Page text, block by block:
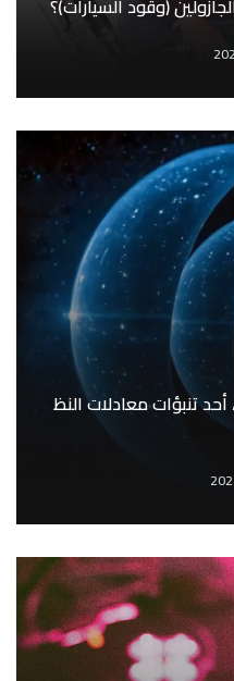
(وقود السيارات)؟
تنبؤات معادلات النظ